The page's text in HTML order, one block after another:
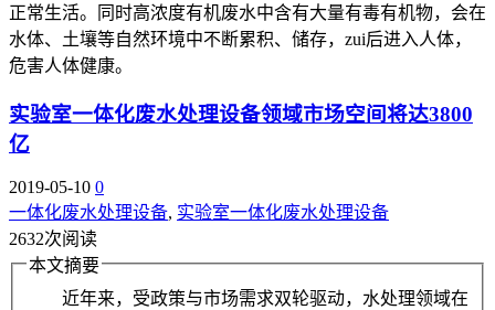
正常生活。同时高浓度有机废水中含有大量有毒有机物，会在
水体、土壤等自然环境中不断累积、储存，zui后进入人体，
危害人体健康。
实验室一体化废水处理设备领域市场空间将达3800
亿
2019-05-10 0
一体化废水处理设备, 实验室一体化废水处理设备
2632次阅读
本文摘要
近年来，受政策与市场需求双轮驱动，水处理领域在